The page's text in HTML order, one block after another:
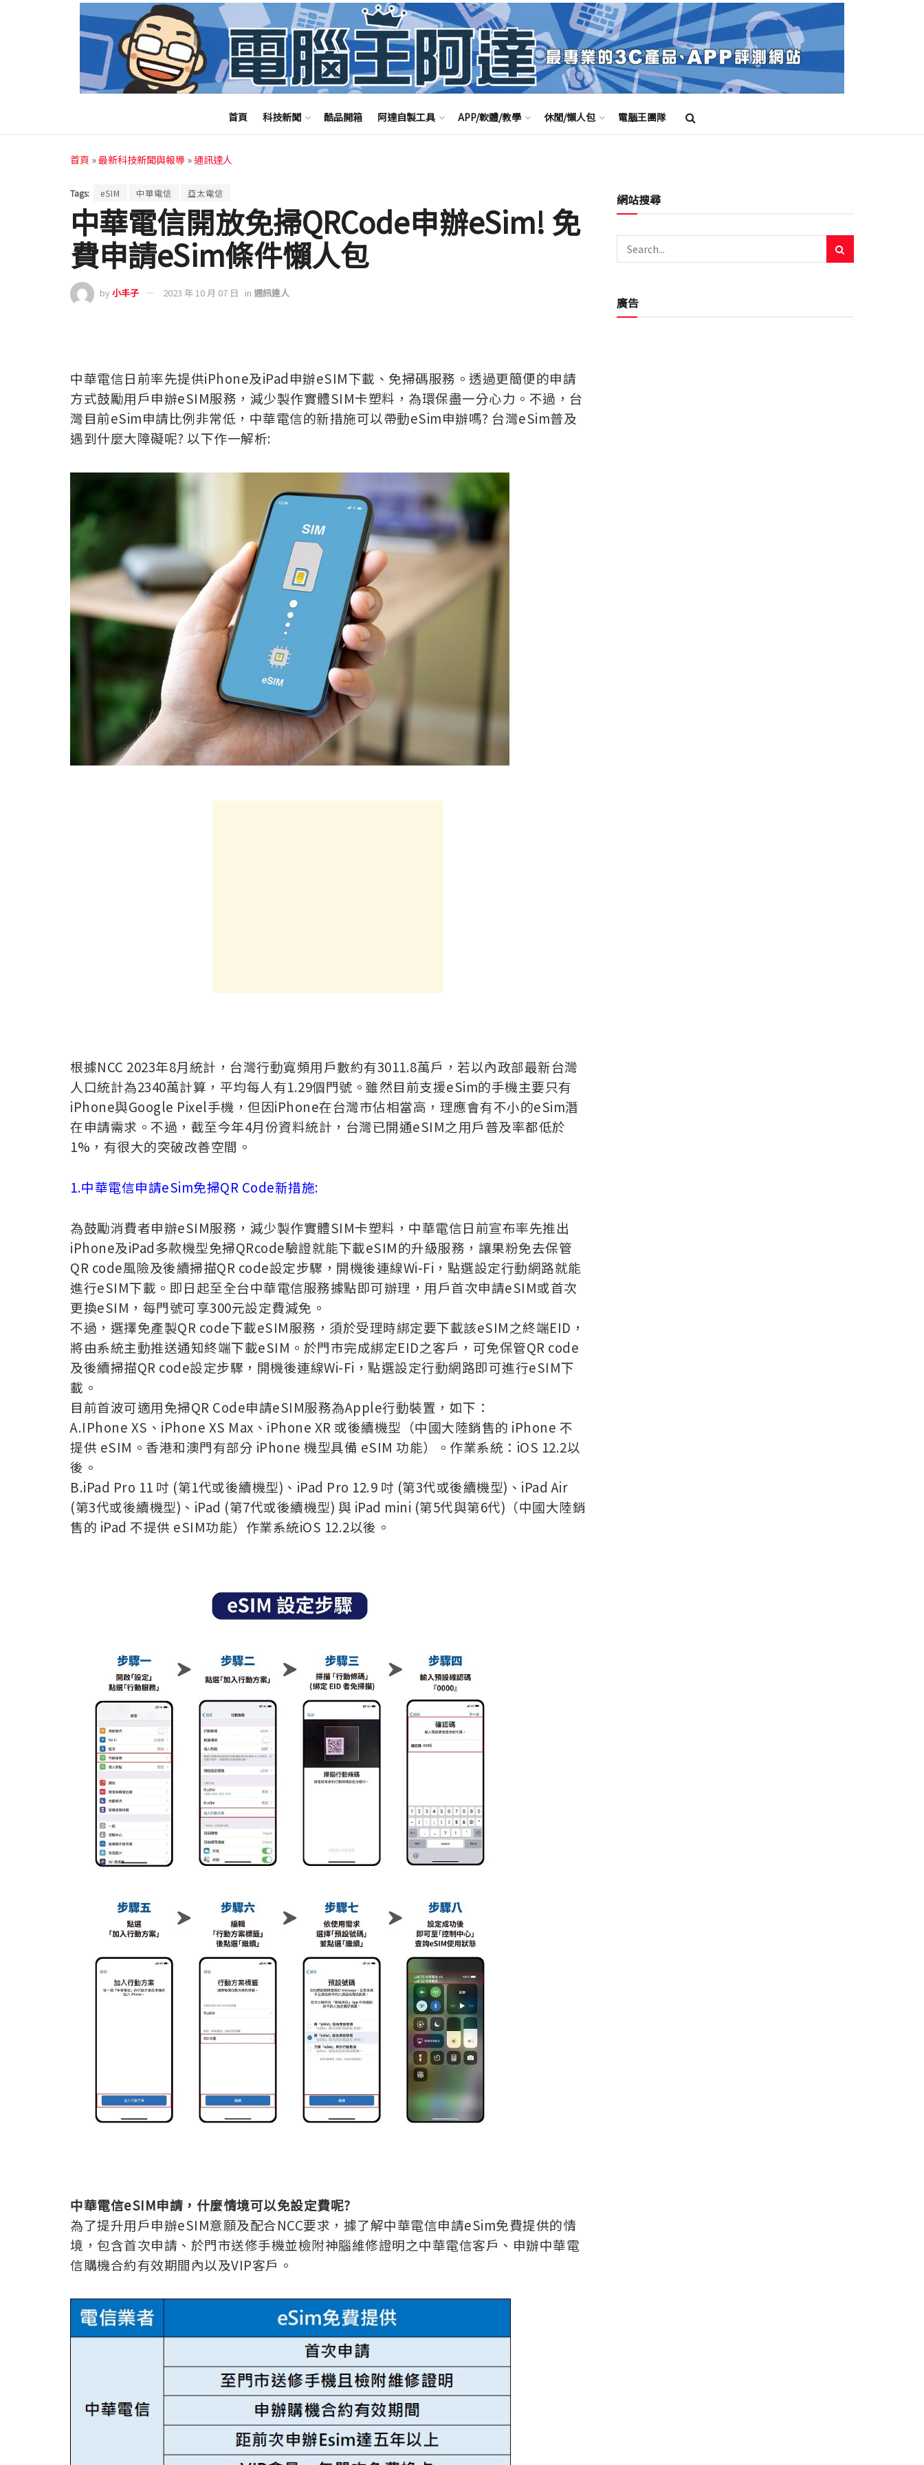
首頁 科技新聞 酷品開箱 阿達自製工具 APP/軟體/教學 休閒/懶人包 電腦王團隊
首頁 »最新科技新聞與報導 »通訊達人
Tags: eSIM 中華電信 亞太電信
中華電信開放免掃QRCode申辦eSim! 免
費申請eSim條件懶人包
by小丰子 2023 年 10 月 07 日 in 通訊達人
中華電信日前率先提供iPhone及iPad申辦eSIM下載、免掃碼服務。透過更簡便的申請
方式鼓勵用戶申辦eSIM服務，減少製作實體SIM卡塑料，為環保盡一分心力。不過，台
灣目前eSim申請比例非常低，中華電信的新措施可以帶動eSim申辦嗎? 台灣eSim普及
遇到什麼大障礙呢? 以下作一解析:
根據NCC 2023年8月統計，台灣行動寬頻用戶數約有3011.8萬戶，若以內政部最新台灣
人口統計為2340萬計算，平均每人有1.29個門號。雖然目前支援eSim的手機主要只有
iPhone與Google Pixel手機，但因iPhone在台灣市佔相當高，理應會有不小的eSim潛
在申請需求。不過，截至今年4月份資料統計，台灣已開通eSIM之用戶普及率都低於
1%，有很大的突破改善空間。
1.中華電信申請eSim免掃QR Code新措施:
為鼓勵消費者申辦eSIM服務，減少製作實體SIM卡塑料，中華電信日前宣布率先推出
iPhone及iPad多款機型免掃QRcode驗證就能下載eSIM的升級服務，讓果粉免去保管
QR code風險及後續掃描QR code設定步驟，開機後連線Wi-Fi，點選設定行動網路就能
進行eSIM下載。即日起至全台中華電信服務據點即可辦理，用戶首次申請eSIM或首次
更換eSIM，每門號可享300元設定費減免。
不過，選擇免產製QR code下載eSIM服務，須於受理時綁定要下載該eSIM之終端EID，
將由系統主動推送通知終端下載eSIM。於門市完成綁定EID之客戶，可免保管QR code
及後續掃描QR code設定步驟，開機後連線Wi-Fi，點選設定行動網路即可進行eSIM下
載。
目前首波可適用免掃QR Code申請eSIM服務為Apple行動裝置，如下：
A.IPhone XS、iPhone XS Max、iPhone XR 或後續機型（中國大陸銷售的 iPhone 不
提供 eSIM。香港和澳門有部分 iPhone 機型具備 eSIM 功能）。作業系統：iOS 12.2以
後。
B.iPad Pro 11 吋 (第1代或後續機型)、iPad Pro 12.9 吋 (第3代或後續機型)、iPad Air
(第3代或後續機型)、iPad (第7代或後續機型) 與 iPad mini (第5代與第6代)（中國大陸銷
售的 iPad 不提供 eSIM功能）作業系統iOS 12.2以後。
中華電信eSIM申請，什麼情境可以免設定費呢?
為了提升用戶申辦eSIM意願及配合NCC要求，據了解中華電信申請eSim免費提供的情
境，包含首次申請、於門市送修手機並檢附神腦維修證明之中華電信客戶、申辦中華電
信購機合約有效期間內以及VIP客戶。
網站搜尋
廣告